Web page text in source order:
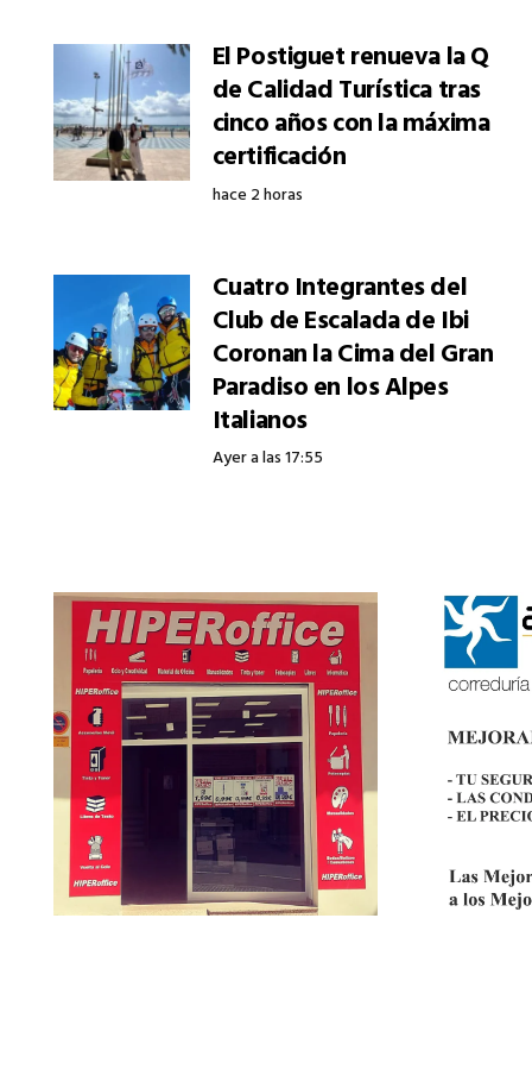
El Postiguet renueva la Q
de Calidad Turística tras
cinco años con la máxima
certificación
hace 2 horas
Cuatro Integrantes del
Club de Escalada de Ibi
Coronan la Cima del Gran
Paradiso en los Alpes
Italianos
Ayer a las 17:55